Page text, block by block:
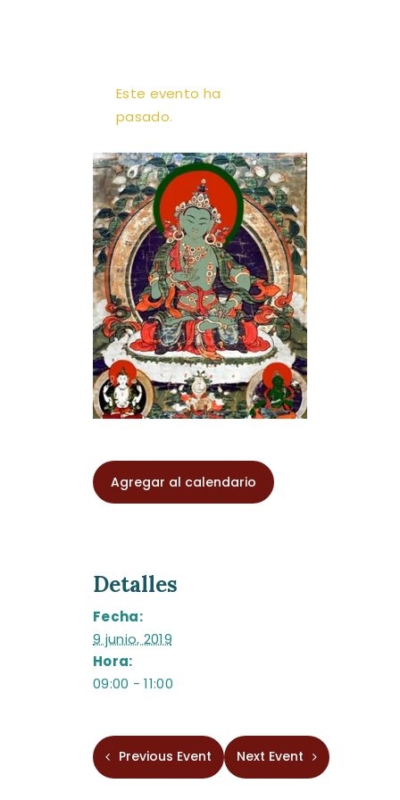
A.M.T. MÉXICO
Este evento ha
pasado.
Agregar al calendario
Detalles
Fecha:
9 junio, 2019
Hora:
09:00 - 11:00
Previous Event Next Event